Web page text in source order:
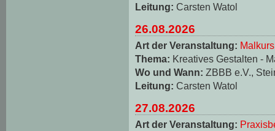
Leitung: Carsten Watol
26.08.2026
Art der Veranstaltung: Malkurs
Thema: Kreatives Gestalten -
Wo und Wann: ZBBB e.V.,
Leitung: Carsten Watol
27.08.2026
Art der Veranstaltung: